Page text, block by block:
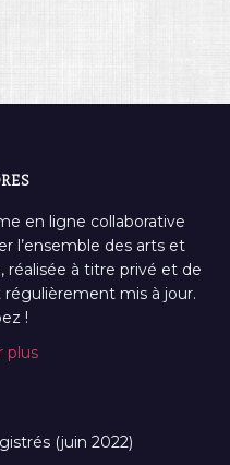
en ligne collaborative
l’ensemble des arts et
réalisée à titre privé et de
mis à jour.
!
plus
(juin 2022)